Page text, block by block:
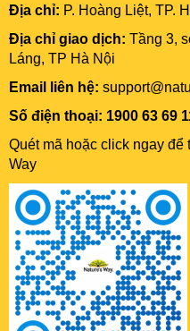
Địa chỉ: P. Hoàng Liệt, TP.
Địa chỉ giao dịch: Tầng 3,
Láng, TP Hà Nội
Email liên hệ:
Số điện thoại: 1900 63 69
Quét mã hoặc click ngay để
Way